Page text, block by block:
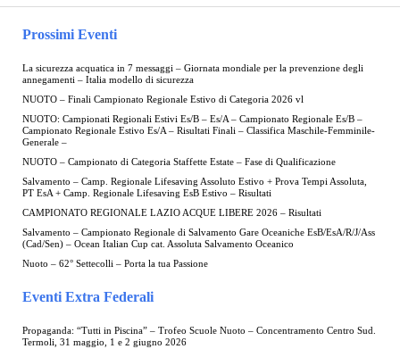
Prossimi Eventi
La sicurezza acquatica in 7 messaggi – Giornata mondiale per la prevenzione degli
annegamenti – Italia modello di sicurezza
NUOTO – Finali Campionato Regionale Estivo di Categoria 2026 vl
NUOTO: Campionati Regionali Estivi Es/B – Es/A – Campionato Regionale Es/B –
Campionato Regionale Estivo Es/A – Risultati Finali – Classifica Maschile-Femminile-
Generale –
NUOTO – Campionato di Categoria Staffette Estate – Fase di Qualificazione
Salvamento – Camp. Regionale Lifesaving Assoluto Estivo + Prova Tempi Assoluta,
PT EsA + Camp. Regionale Lifesaving EsB Estivo – Risultati
CAMPIONATO REGIONALE LAZIO ACQUE LIBERE 2026 – Risultati
Salvamento – Campionato Regionale di Salvamento Gare Oceaniche EsB/EsA/R/J/Ass
(Cad/Sen) – Ocean Italian Cup cat. Assoluta Salvamento Oceanico
Nuoto – 62° Settecolli – Porta la tua Passione
Eventi Extra Federali
Propaganda: “Tutti in Piscina” – Trofeo Scuole Nuoto – Concentramento Centro Sud.
Termoli, 31 maggio, 1 e 2 giugno 2026